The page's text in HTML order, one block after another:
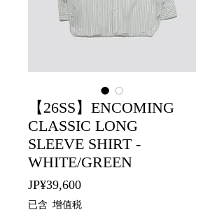
【26SS】ENCOMING
CLASSIC LONG
SLEEVE SHIRT -
WHITE/GREEN
JP¥39,600價
格
已含 增值税